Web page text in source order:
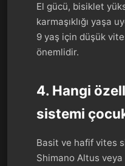
El gücü, bisiklet
karmaşıklığı yaşa
9 yaş için düşük
önemlidir.
4. Hangi
sistemi
Basit ve hafif vites
Shimano Altus